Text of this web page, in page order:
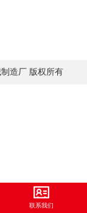
造厂 版权所有
联系我们